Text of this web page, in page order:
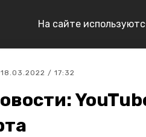
| 18.03.2022 / 17:32
На сайте